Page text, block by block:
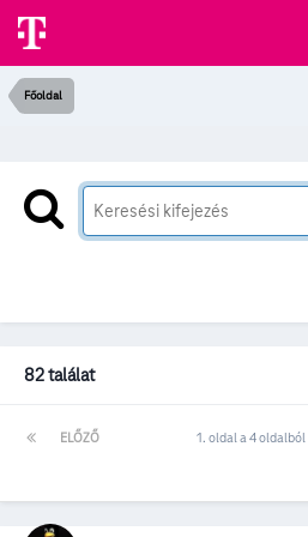
Főoldal
82 találat
ELŐZŐ 1. oldal a 4 oldalból